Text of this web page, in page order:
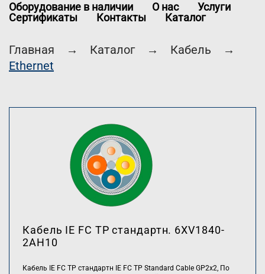
Оборудование в наличии О нас
Услуги
Сертификаты
Контакты Каталог
Главная Каталог
Кабель
Ethernet
Кабель IE FC TP стандартн. 6XV1840-
2AH10
Кабель IE FC TP стандартн IE FC TP Standard Cable GP2x2, По